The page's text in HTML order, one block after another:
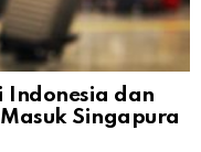
Indonesia dan
Singapura